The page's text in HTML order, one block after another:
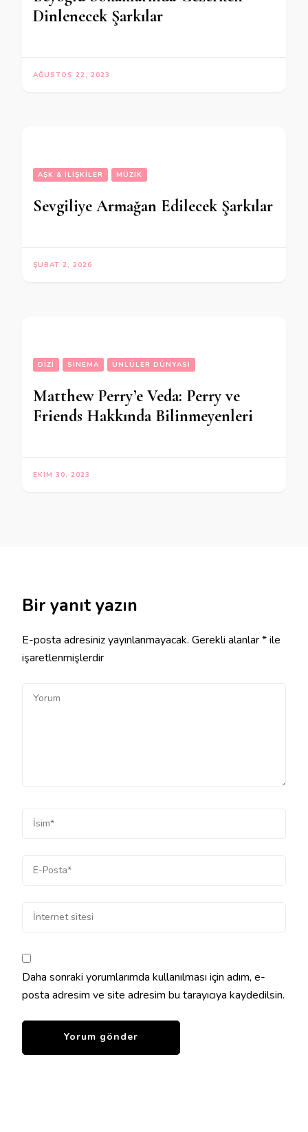
Dinlenecek Şarkılar
AĞUSTOS 22, 2023
AŞK & İLIŞKILER MÜZIK
Sevgiliye Armağan Edilecek Şarkılar
ŞUBAT 2, 2026
DIZI SINEMA ÜNLÜLER DÜNYASI
Matthew Perry’e Veda: Perry ve
Friends Hakkında Bilinmeyenleri
EKIM 30, 2023
Bir yanıt yazın
E-posta adresiniz yayınlanmayacak. Gerekli alanlar*ile
işaretlenmişlerdir
Daha sonraki yorumlarımda kullanılması için adım, e-
posta adresim ve site adresim bu tarayıcıya kaydedilsin.